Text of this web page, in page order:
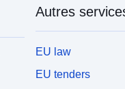
Autres
EU law
EU tenders